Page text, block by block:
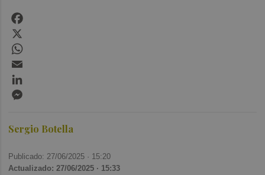
Sergio Botella
Publicado: 27/06/2025 · 15:20
Actualizado: 27/06/2025 · 15:33